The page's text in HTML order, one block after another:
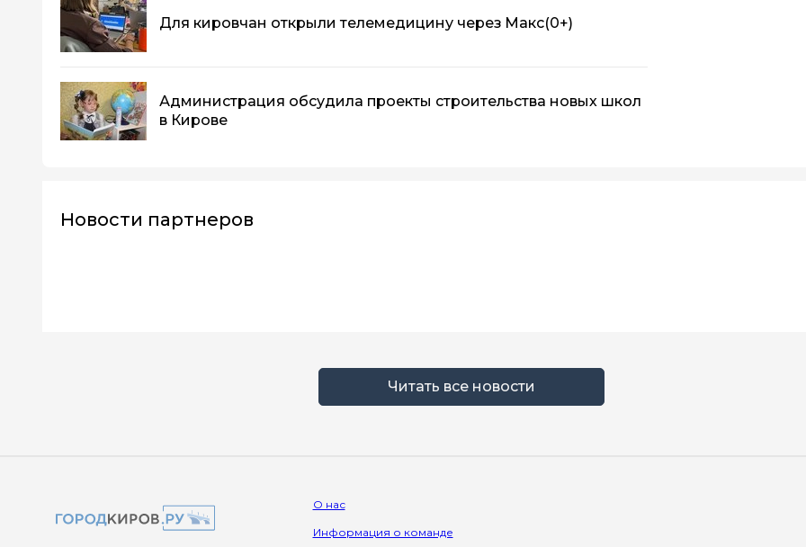
Для кировчан открыли телемедицину через Макс(0+)
Администрация обсудила проекты строительства новых школ
в Кирове
Новости партнеров
Читать все новости
О нас
Информация о команде